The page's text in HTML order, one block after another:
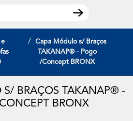
e
Capa Módulo s/ Braços
TAKANAP® - Pogo
/Concept BRONX
S/ BRAÇOS TAKANAP® -
BRONX